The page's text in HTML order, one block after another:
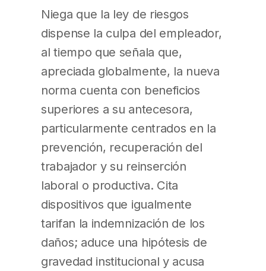
Niega que la ley de riesgos
dispense la culpa del empleador,
al tiempo que señala que,
apreciada globalmente, la nueva
norma cuenta con beneficios
superiores a su antecesora,
particularmente centrados en la
prevención, recuperación del
trabajador y su reinserción
laboral o productiva. Cita
dispositivos que igualmente
tarifan la indemnización de los
daños; aduce una hipótesis de
gravedad institucional y acusa